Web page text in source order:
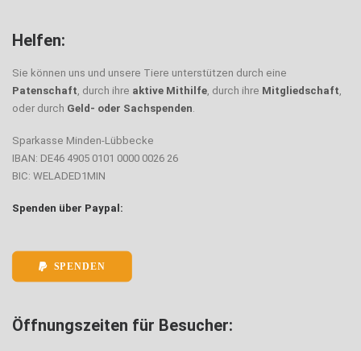
Helfen:
Sie können uns und unsere Tiere unterstützen durch eine
Patenschaft, durch ihre aktive Mithilfe, durch ihre Mitgliedschaft,
oder durch Geld- oder Sachspenden.
Sparkasse Minden-Lübbecke
IBAN: DE46 4905 0101 0000 0026 26
BIC: WELADED1MIN
Spenden über Paypal:
SPENDEN
Öffnungszeiten für Besucher: